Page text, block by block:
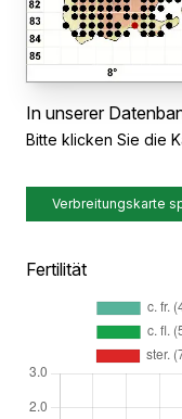
In unserer
Bitte klicken Sie die
Verbreitungskarte
Fertilität